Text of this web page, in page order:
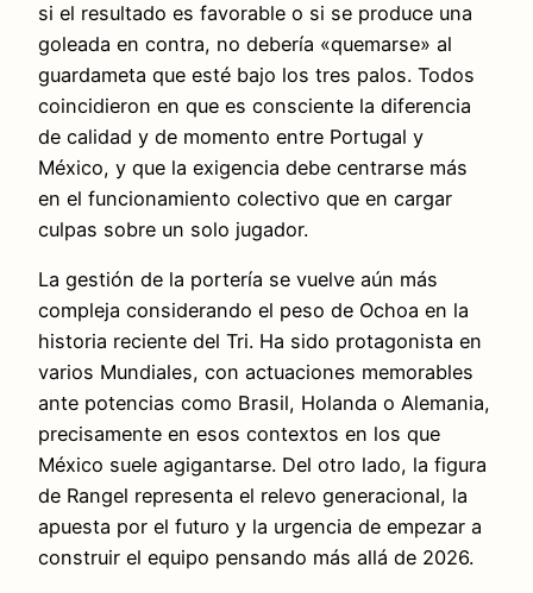
si el resultado es favorable o si se produce una
goleada en contra, no debería «quemarse» al
guardameta que esté bajo los tres palos. Todos
coincidieron en que es consciente la diferencia
de calidad y de momento entre Portugal y
México, y que la exigencia debe centrarse más
en el funcionamiento colectivo que en cargar
culpas sobre un solo jugador.
La gestión de la portería se vuelve aún más
compleja considerando el peso de Ochoa en la
historia reciente del Tri. Ha sido protagonista en
varios Mundiales, con actuaciones memorables
ante potencias como Brasil, Holanda o Alemania,
precisamente en esos contextos en los que
México suele agigantarse. Del otro lado, la figura
de Rangel representa el relevo generacional, la
apuesta por el futuro y la urgencia de empezar a
construir el equipo pensando más allá de 2026.